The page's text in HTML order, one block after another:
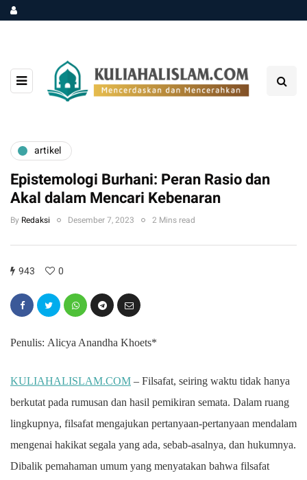
artikel
Epistemologi Burhani: Peran Rasio dan
Akal dalam Mencari Kebenaran
By Redaksi Desember 7, 2023 2 Mins read
943 0
Penulis: Alicya Anandha Khoets*
KULIAHALISLAM.COM – Filsafat, seiring waktu tidak hanya
berkutat pada rumusan dan hasil pemikiran semata. Dalam ruang
lingkupnya, filsafat mengajukan pertanyaan-pertanyaan mendalam
mengenai hakikat segala yang ada, sebab-asalnya, dan hukumnya.
Dibalik pemahaman umum yang menyatakan bahwa filsafat